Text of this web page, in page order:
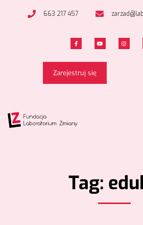
663 217 457
Zarejestruj się
Tag: